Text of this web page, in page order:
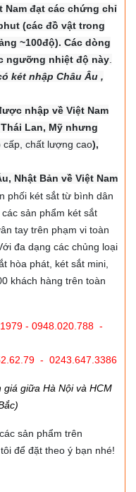
Nam đạt các chứng chỉ
(các đồ vật trong
~100độ). Các dòng
ngưỡng nhiệt độ này.
két nhập Châu Âu ,
nhập về Việt Nam
Lan, Mỹ nhưng
cấp, chất lượng cao),
Nhật Bản về Việt Nam
phối két sắt từ bình dân
sản phẩm két sắt
tay trên phạm vi toàn
đa dạng các chủng loại
hòa phát, két sắt mini,
khách hàng trên toàn
- 0948.020.788 -
- 0243.647.3386
giữa Hà Nội và HCM
sản phẩm trên
để đặt theo ý bạn nhé!